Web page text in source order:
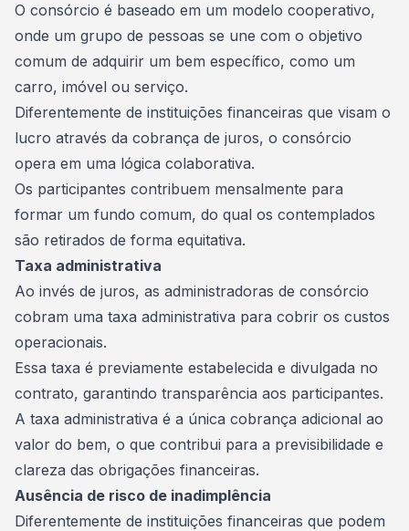
O consórcio é baseado em um modelo cooperativo,
onde um grupo de pessoas se une com o objetivo
comum de adquirir um bem específico, como um
carro, imóvel ou serviço.
Diferentemente de instituições financeiras que visam o
lucro através da cobrança de juros, o consórcio
opera em uma lógica colaborativa.
Os participantes contribuem mensalmente para
formar um fundo comum, do qual os contemplados
são retirados de forma equitativa.
Taxa administrativa
Ao invés de juros, as administradoras de consórcio
cobram uma taxa administrativa para cobrir os custos
operacionais.
Essa taxa é previamente estabelecida e divulgada no
contrato, garantindo transparência aos participantes.
A taxa administrativa é a única cobrança adicional ao
valor do bem, o que contribui para a previsibilidade e
clareza das obrigações financeiras.
Ausência de risco de inadimplência
Diferentemente de instituições financeiras que podem